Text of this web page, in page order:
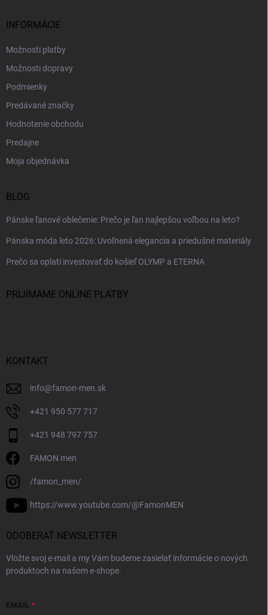
INFORMÁCIE
Možnosti platby
Možnosti dopravy
Podmienky
Predávané značky
Hodnotenie obchodu
Predajne
Moja objednávka
BLOG
Pánske ľanové oblečenie: Prečo je ľan najlepšou voľbou na leto?
Pánska móda leto 2026: Uvoľnená elegancia a priedušné materiály
Prečo sa oplatí investovať do košieľ OLYMP a ETERNA
PRIJÍMAME ONLINE PLATBY
KONTAKT
info@famon-men.sk
+421 950 577 717
+421 948 797 757
FAMON men
/famon_men/
https://www.youtube.com/@FamonMEN
ODOBERAŤ NEWSLETTER
Vložte svoj e-mail a my Vám budeme zasielať informácie o nových
produktoch na našom e-shope.
EMAIL